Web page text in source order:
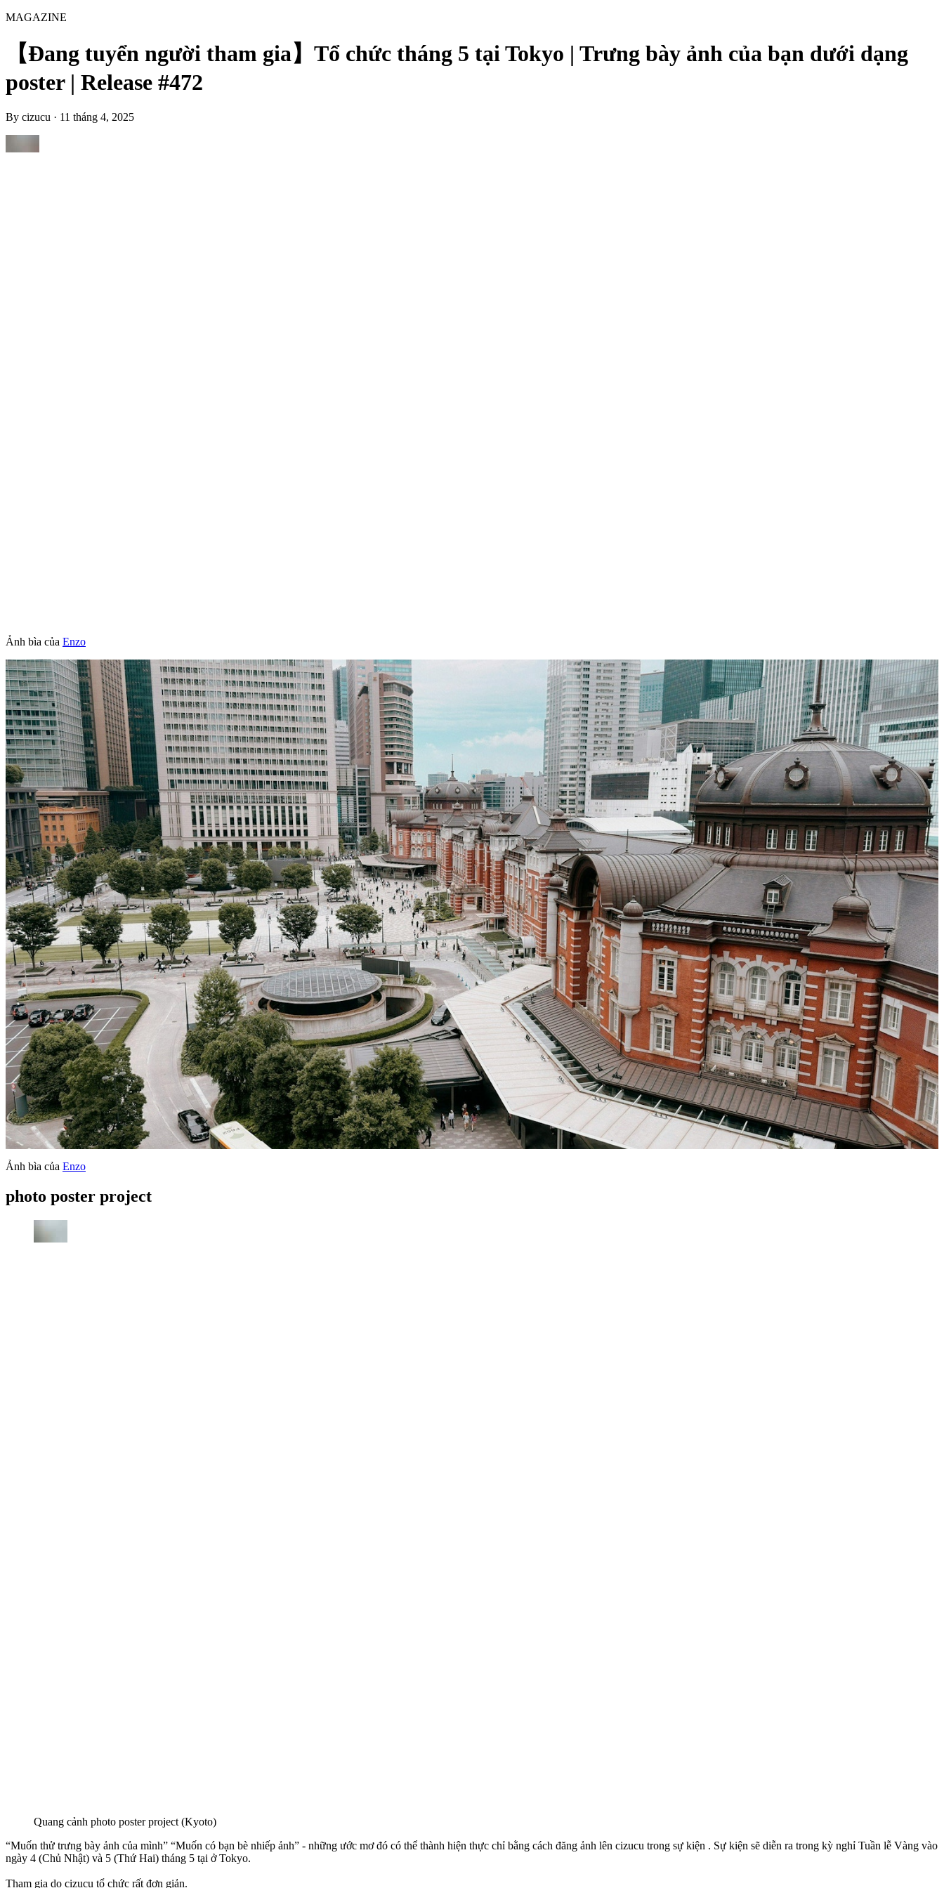
MAGAZINE
【Đang tuyển người tham gia】Tổ chức tháng 5 tại Tokyo | Trưng bày ảnh của bạn dưới dạng
poster | Release #472
By cizucu · 11 tháng 4, 2025
Ảnh bìa của Enzo
Ảnh bìa của Enzo
photo poster project
Quang cảnh photo poster project (Kyoto)
“Muốn thử trưng bày ảnh của mình” “Muốn có bạn bè nhiếp ảnh” - những ước mơ đó có thể thành hiện thực chỉ bằng cách đăng ảnh lên cizucu trong sự kiện . Sự kiện sẽ diễn ra trong kỳ nghỉ Tuần lễ Vàng vào
ngày 4 (Chủ Nhật) và 5 (Thứ Hai) tháng 5 tại ở Tokyo.
Tham gia do cizucu tổ chức rất đơn giản.